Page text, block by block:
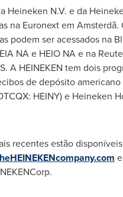
Heineken N.V. e da
na Euronext em Amsterdã.
podem ser acessados na
NAe HEIO NA e na
A HEINEKEN tem dois
de depósito americano
HEINY) e Heineken
recentes estão